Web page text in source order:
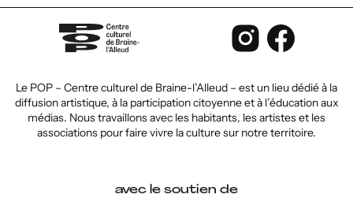
Le POP – Centre culturel de Braine-l’Alleud – est un lieu dédié à la
diffusion artistique, à la participation citoyenne et à l’éducation aux
médias. Nous travaillons avec les habitants, les artistes et les
associations pour faire vivre la culture sur notre territoire.
avec le soutien de